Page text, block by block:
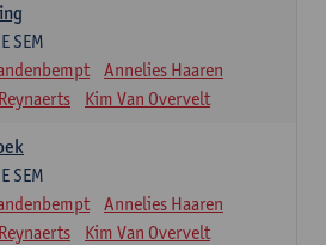
SEM
Annelies Haaren
Kim Van Overvelt
SEM
Annelies Haaren
Kim Van Overvelt